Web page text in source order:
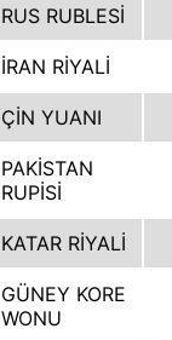
RUS RUBLESİ
İRAN RİYALİ
ÇİN YUANI
PAKİSTAN
RUPİSİ
KATAR RİYALİ
GÜNEY KORE
WONU